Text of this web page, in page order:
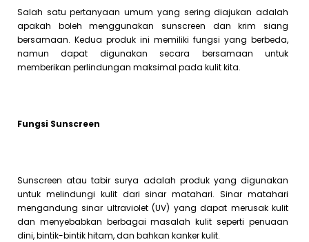
Salah satu pertanyaan umum yang sering diajukan adalah
apakah boleh menggunakan sunscreen dan krim siang
bersamaan. Kedua produk ini memiliki fungsi yang berbeda,
namun dapat digunakan secara bersamaan untuk
memberikan perlindungan maksimal pada kulit kita.
Fungsi Sunscreen
Sunscreen atau tabir surya adalah produk yang digunakan
untuk melindungi kulit dari sinar matahari. Sinar matahari
mengandung sinar ultraviolet (UV) yang dapat merusak kulit
dan menyebabkan berbagai masalah kulit seperti penuaan
dini, bintik-bintik hitam, dan bahkan kanker kulit.